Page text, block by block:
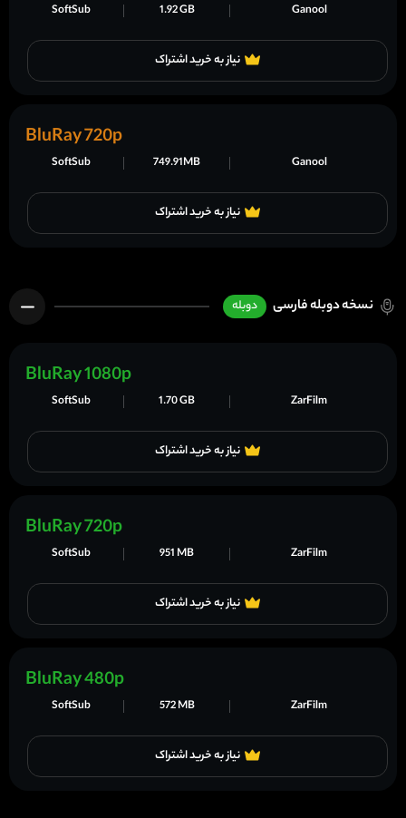
نیاز به خرید اشتراک
Ganool
1.92 GB
SoftSub
نیاز به خرید اشتراک
Ganool
749.91MB
SoftSub
BluRay 720p
نسخه دوبله فارسی دوبله
نیاز به خرید اشتراک
ZarFilm
1.70 GB
SoftSub
BluRay 1080p
نیاز به خرید اشتراک
ZarFilm
951 MB
SoftSub
BluRay 720p
نیاز به خرید اشتراک
ZarFilm
572 MB
SoftSub
BluRay 480p